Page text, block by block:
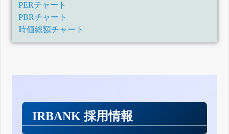
PERチャート
PBRチャート
時価総額チャート
IRBANK 採用情報